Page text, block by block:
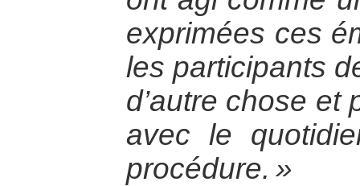
exprimées ces
les participants
d’autre chose et
avec le
procédure. »